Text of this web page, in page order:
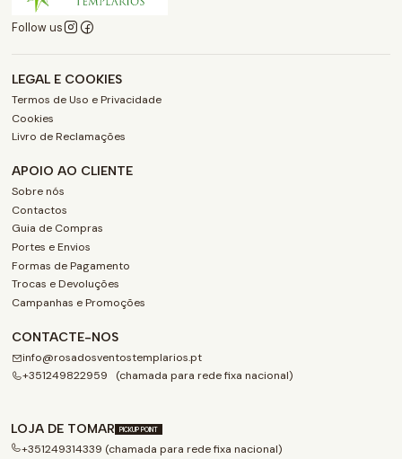
Follow us
LEGAL E COOKIES
Termos de Uso e Privacidade
Cookies
Livro de Reclamações
APOIO AO CLIENTE
Sobre nós
Contactos
Guia de Compras
Portes e Envios
Formas de Pagamento
Trocas e Devoluções
Campanhas e Promoções
CONTACTE-NOS
info@rosadosventostemplarios.pt
+351249822959 (chamada para rede fixa nacional)
LOJA DE TOMAR PICKUP POINT
+351249314339 (chamada para rede fixa nacional)